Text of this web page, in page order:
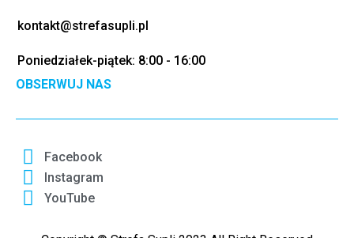
kontakt@strefasupli.pl
Poniedziałek-piątek: 8:00 - 16:00
OBSERWUJ NAS
Facebook
Instagram
YouTube